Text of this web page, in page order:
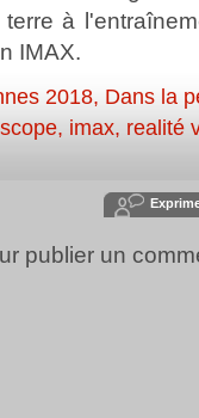
à
IMAX.
2018, Dans la
, imax, realité
publier un